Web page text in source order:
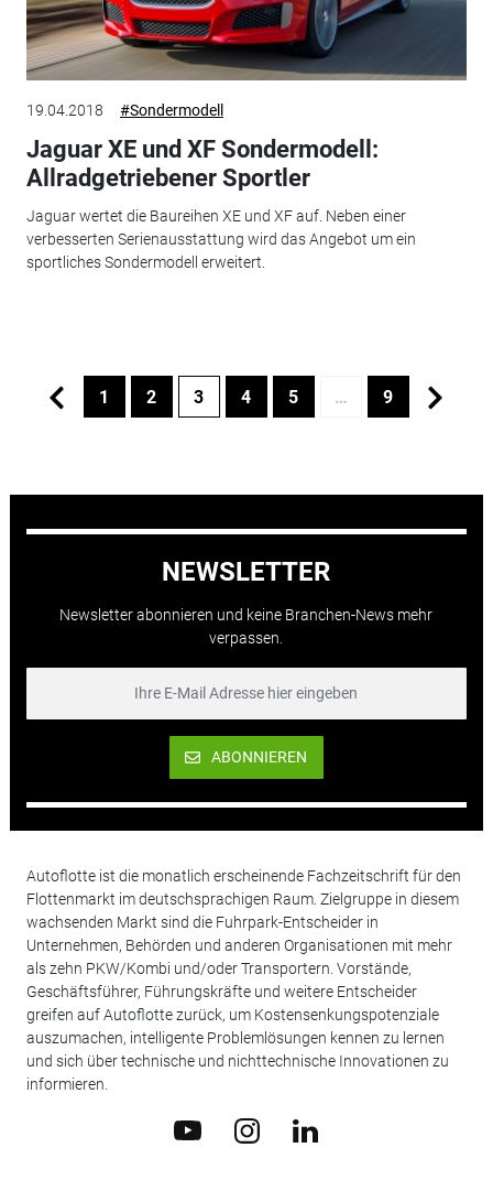
19.04.2018 #Sondermodell
Jaguar XE und XF Sondermodell:
Allradgetriebener Sportler
Jaguar wertet die Baureihen XE und XF auf. Neben einer
verbesserten Serienausstattung wird das Angebot um ein
sportliches Sondermodell erweitert.
1 2 3 4 5 … 9
NEWSLETTER
Newsletter abonnieren und keine Branchen-News mehr
verpassen.
ABONNIEREN
Autoflotte ist die monatlich erscheinende Fachzeitschrift für den
Flottenmarkt im deutschsprachigen Raum. Zielgruppe in diesem
wachsenden Markt sind die Fuhrpark-Entscheider in
Unternehmen, Behörden und anderen Organisationen mit mehr
als zehn PKW/Kombi und/oder Transportern. Vorstände,
Geschäftsführer, Führungskräfte und weitere Entscheider
greifen auf Autoflotte zurück, um Kostensenkungspotenziale
auszumachen, intelligente Problemlösungen kennen zu lernen
und sich über technische und nichttechnische Innovationen zu
informieren.